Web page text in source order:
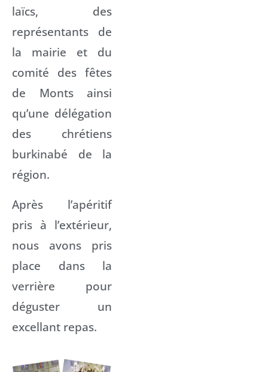
laïcs, des
représentants de
la mairie et du
comité des fêtes
de Monts ainsi
qu’une délégation
des chrétiens
burkinabé de la
région.
Après l’apéritif
pris à l’extérieur,
nous avons pris
place dans la
verrière pour
déguster un
excellant repas.